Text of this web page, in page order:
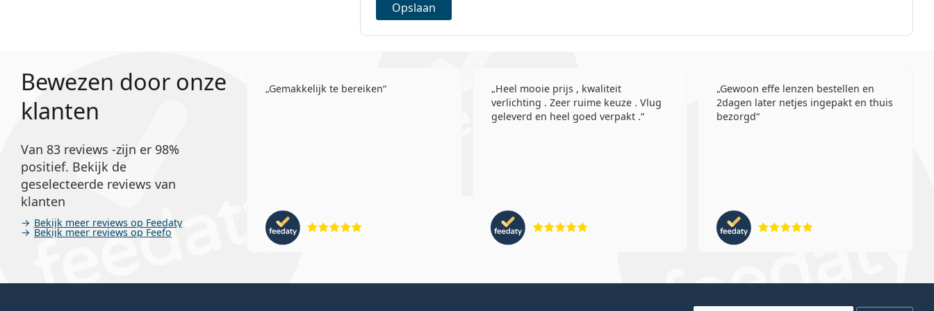
Opslaan
Bewezen door onze
klanten
Van 83 reviews -zijn er 98%
positief. Bekijk de
geselecteerde reviews van
klanten
Bekijk meer reviews op Feedaty
Bekijk meer reviews op Feefo
Gemakkelijk te bereiken
Heel mooie prijs , kwaliteit
verlichting . Zeer ruime keuze . Vlug
geleverd en heel goed verpakt .
Gewoon effe lenzen bestellen en
2dagen later netjes ingepakt en thuis
bezorgd